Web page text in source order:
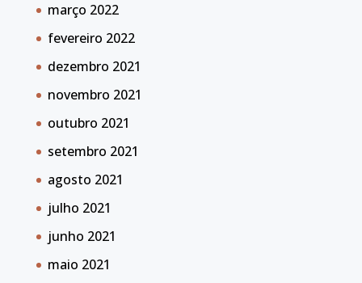
março 2022
fevereiro 2022
dezembro 2021
novembro 2021
outubro 2021
setembro 2021
agosto 2021
julho 2021
junho 2021
maio 2021